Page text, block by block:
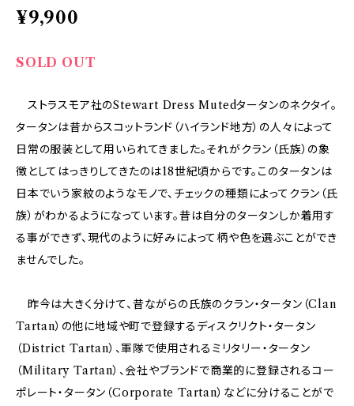
¥9,900
SOLD OUT
ストラスモア社のStewart Dress Mutedタータンのネクタイ。
タータンは昔からスコットランド（ハイランド地方）の人々によって
日常の服装として用いられてきました。それがクラン（氏族）の象
徴としてはっきりしてきたのは18世紀頃からです。このタータンは
日本でいう家紋のようなモノで、チェックの種類によってクラン（氏
族）がわかるようになっています。昔は自分のタータンしか着用す
る事ができず、現代のように好みによって柄や色を選ぶことができ
ませんでした。
昨今は大きく分けて、昔ながらの氏族のクラン・タータン（Clan
Tartan）の他に地域や町で登録するディスクリクト・タータン
（District Tartan）、軍隊で使用されるミリタリー・タータン
（Military Tartan）、会社やブランドで商業的に登録されるコー
ポレート・タータン（Corporate Tartan）などに分けることがで